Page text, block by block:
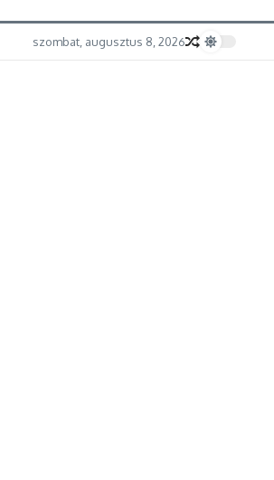
szombat, augusztus 8, 2026